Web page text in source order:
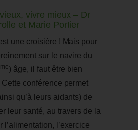
vivre mieux – Dr
et Marie Portier
une croisière ! Mais pour
sur le navire du
) âge, il faut être bien
conférence permet
qu’à leurs aidants) de
leur santé, au travers de la
l’alimentation, l’exercice